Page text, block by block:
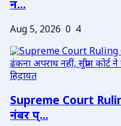
न...
Aug 5, 2026 0 4
Supreme Court
नंबर प्...